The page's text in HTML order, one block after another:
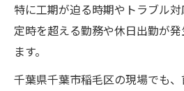
特に工期が迫る時期やトラブル対
定時を超える勤務や休日出勤が
ます。
千葉県千葉市稲毛区の現場でも